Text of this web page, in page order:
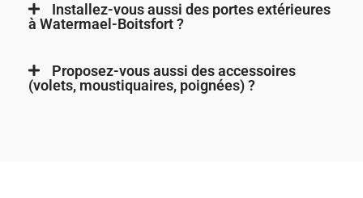
Installez-vous aussi des portes extérieures
à Watermael-Boitsfort ?
Proposez-vous aussi des accessoires
(volets, moustiquaires, poignées) ?